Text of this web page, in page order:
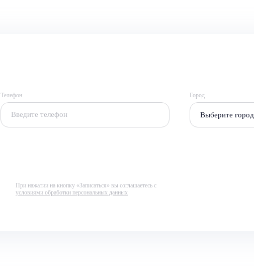
Телефон Город
Выберите город
При нажатии на кнопку «Записаться» вы соглашаетесь с
условиями обработки персональных данных